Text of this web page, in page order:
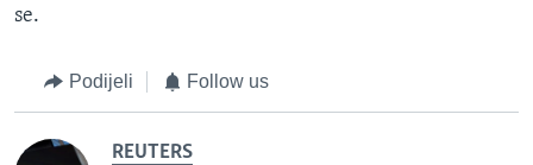
se.
Podijeli Follow us
REUTERS